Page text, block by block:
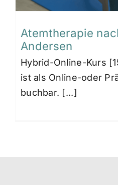
Atemtherapie
Andersen
Hybrid-Online-Kurs
ist als Online-oder
buchbar. [...]